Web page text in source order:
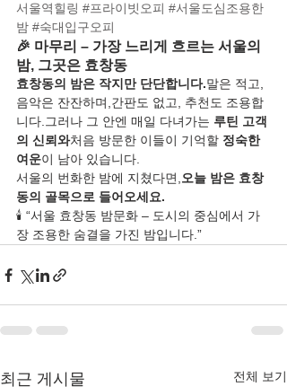
서울역힐링 #프라이빗오피 #서울도심조용한
밤 #숙대입구오피
🎉 마무리 – 가장 느리게 흐르는 서울의
밤, 그곳은 효창동
효창동의 밤은 작지만 단단합니다.말은 적고,
음악은 잔잔하며,간판도 없고, 추천도 조용합
니다.그러나 그 안엔 매일 다녀가는 루틴 고객
의 신뢰와처음 방문한 이들이 기억할 정숙한
여운이 남아 있습니다.
서울의 번화한 밤에 지쳤다면,오늘 밤은 효창
동의 골목으로 들어오세요.
🕯️ “서울 효창동 밤문화 – 도시의 중심에서 가
장 조용한 숨결을 가진 밤입니다.”
최근 게시물 전체 보기